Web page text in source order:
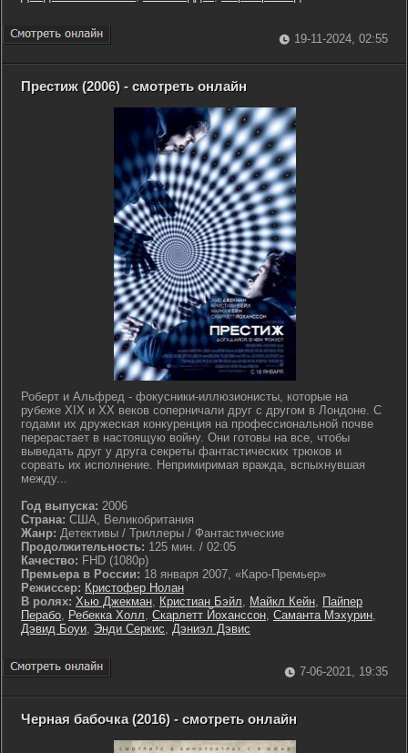
19-11-2024, 02:55
Престиж (2006) - смотреть онлайн
Роберт и Альфред - фокусники-иллюзионисты, которые на
рубеже XIX и XX веков соперничали друг с другом в Лондоне. С
годами их дружеская конкуренция на профессиональной почве
перерастает в настоящую войну. Они готовы на все, чтобы
выведать друг у друга секреты фантастических трюков и
сорвать их исполнение. Непримиримая вражда, вспыхнувшая
между...
Год выпуска: 2006
Страна: США, Великобритания
Жанр: Детективы / Триллеры / Фантастические
Продолжительность: 125 мин. / 02:05
Качество: FHD (1080p)
Премьера в России: 18 января 2007, «Каро-Премьер»
Режиссер: Кристофер Нолан
В ролях: Хью Джекман, Кристиан Бэйл, Майкл Кейн, Пайпер
Перабо, Ребекка Холл, Скарлетт Йоханссон, Саманта Мэхурин,
Дэвид Боуи, Энди Серкис, Дэниэл Дэвис
7-06-2021, 19:35
Черная бабочка (2016) - смотреть онлайн